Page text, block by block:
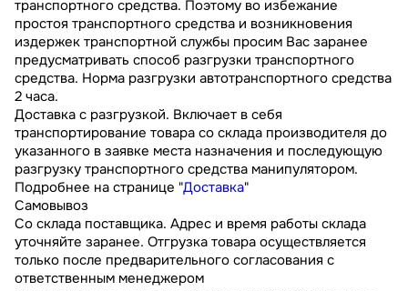
транспортного средства. Поэтому во избежание
простоя транспортного средства и возникновения
издержек транспортной службы просим Вас заранее
предусматривать способ разгрузки транспортного
средства. Норма разгрузки автотранспортного средства
2 часа.
Доставка с разгрузкой. Включает в себя
транспортирование товара со склада производителя до
указанного в заявке места назначения и последующую
разгрузку транспортного средства манипулятором.
Подробнее на странице "Доставка"
Самовывоз
Со склада поставщика. Адрес и время работы склада
уточняйте заранее. Отгрузка товара осуществляется
только после предварительного согласования с
ответственным менеджером